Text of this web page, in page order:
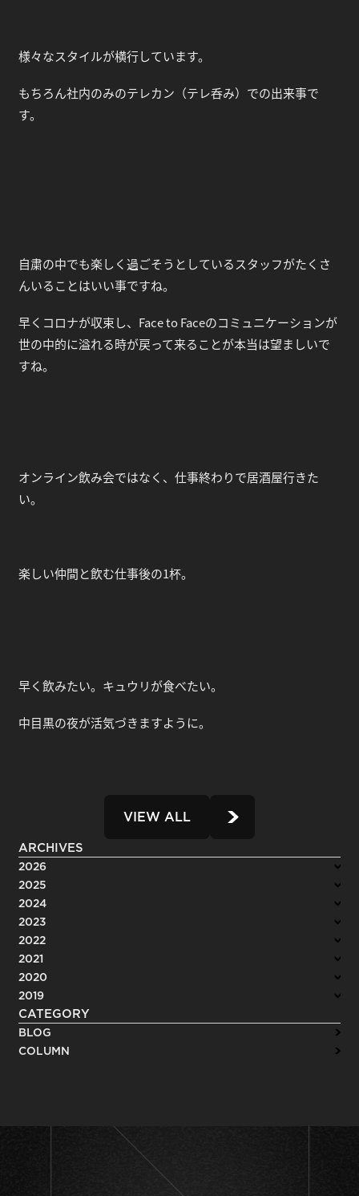
ARCHIVES
2026
2025
2024
2023
2022
2021
2020
2019
CATEGORY
BLOG
COLUMN
様々なスタイルが横行しています。
もちろん社内のみのテレカン（テレ呑み）での出来事で
す。
自粛の中でも楽しく過ごそうとしているスタッフがたくさ
んいることはいい事ですね。
早くコロナが収束し、Face to Faceのコミュニケーションが
世の中的に溢れる時が戻って来ることが本当は望ましいで
すね。
オンライン飲み会ではなく、仕事終わりで居酒屋行きた
い。
楽しい仲間と飲む仕事後の1杯。
早く飲みたい。キュウリが食べたい。
中目黒の夜が活気づきますように。
VIEW ALL